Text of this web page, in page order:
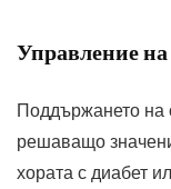
Управление
Поддържането на
решаващо
хората с диабет